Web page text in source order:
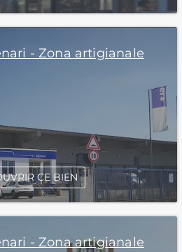
- Zona artigianale
CE BIEN
- Zona artigianale